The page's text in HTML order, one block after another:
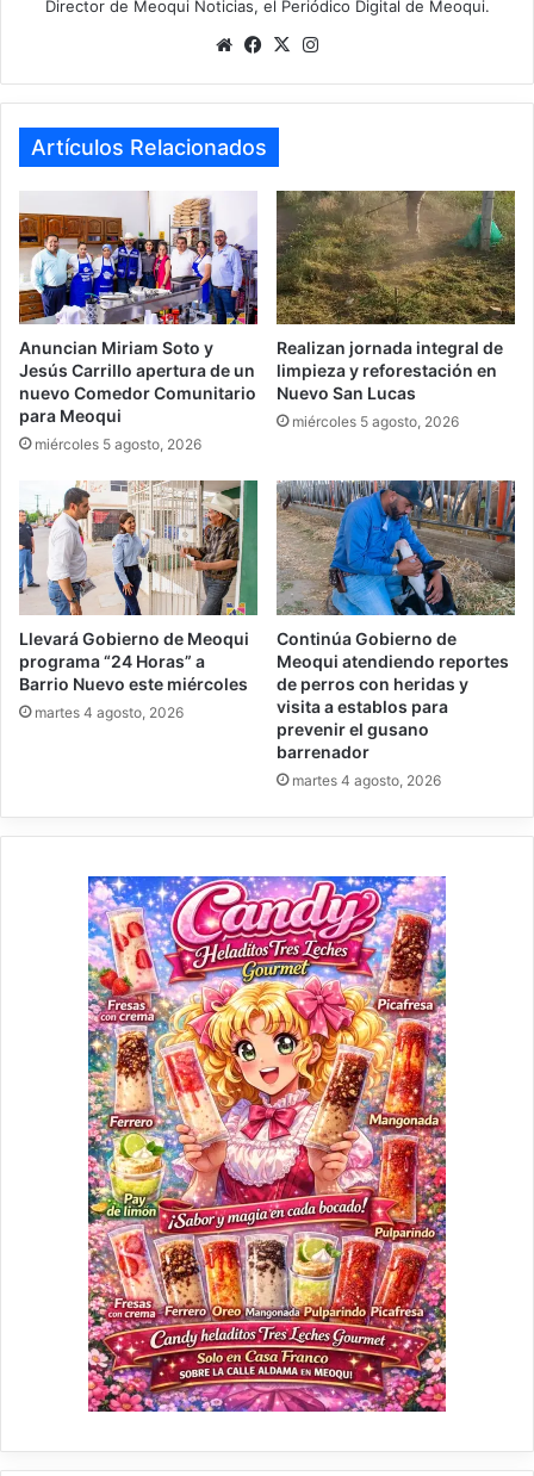
Director de Meoqui Noticias, el Periódico Digital de Meoqui.
We
te
Fa
bo
ok
X
ra
Artículos Relacionados
Anuncian Miriam Soto y
Jesús Carrillo apertura de un
nuevo Comedor Comunitario
para Meoqui
miércoles 5 agosto, 2026
Realizan jornada integral de
limpieza y reforestación en
Nuevo San Lucas
miércoles 5 agosto, 2026
Llevará Gobierno de Meoqui
programa “24 Horas” a
Barrio Nuevo este miércoles
martes 4 agosto, 2026
Continúa Gobierno de
Meoqui atendiendo reportes
de perros con heridas y
visita a establos para
prevenir el gusano
barrenador
martes 4 agosto, 2026